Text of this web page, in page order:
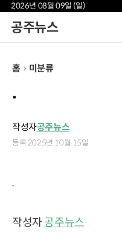
2026년 08월 09일 (일)
공주뉴스
홈 미분류
.
작성자공주뉴스
등록 2025년 10월 15일
.
작성자 공주뉴스